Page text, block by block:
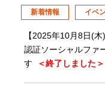
新着情報 イベ
【2025年10月8日(
認証ソーシャルファ
す
＜終了しました＞